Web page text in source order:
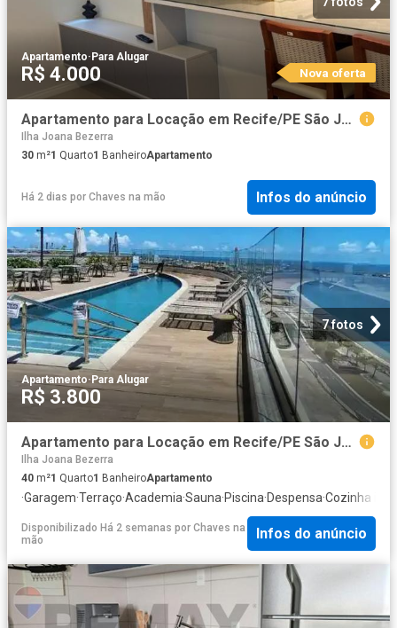
Apartamento· Para Alugar
R$ 4.000 Nova oferta
Apartamento para Locação em Recife/PE São José 1 Quartos
Ilha Joana Bezerra
30 m²1 Quarto1 BanheiroApartamento
Há 2 dias por Chaves na mão Infos do anúncio
7 fotos
Apartamento· Para Alugar
R$ 3.800
Apartamento para Locação em Recife/PE São José 1 Quartos
Ilha Joana Bezerra
40 m²1 Quarto1 BanheiroApartamento
·Garagem·Terraço·Academia·Sauna·Piscina·Despensa·Cozinha
Disponibilizado Há 2 semanas por Chaves na
mão
Infos do anúncio